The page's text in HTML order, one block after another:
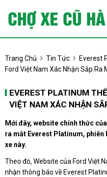
Trang Chủ Tin Tức
Everest
Ford Việt Nam Xác Nhận Sắp Ra
EVEREST PLATINUM
VIỆT NAM XÁC NHẬN
Mới đây, website chính thức
ra mắt Everest Platinum, phiên
xe này.
Theo đó, Website của Ford Việt
nhận thông báo về Everest